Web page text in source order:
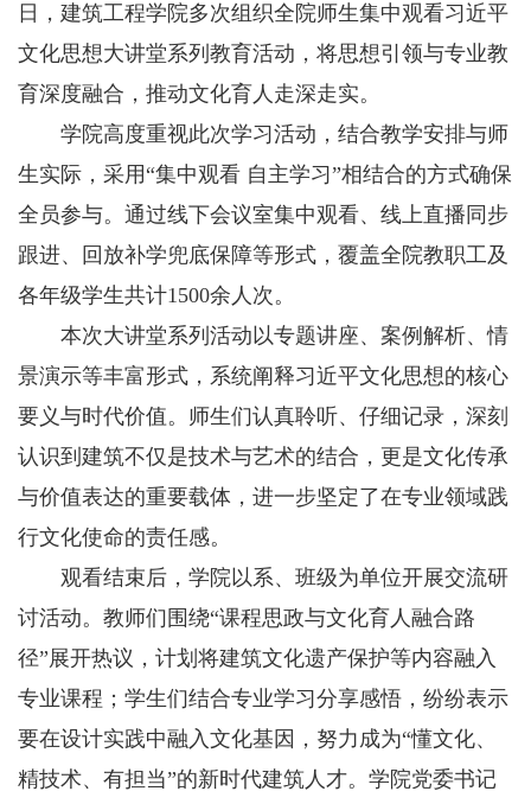
日，建筑工程学院多次组织全院师生集中观看习近平
文化思想大讲堂系列教育活动，将思想引领与专业教
育深度融合，推动文化育人走深走实。
学院高度重视此次学习活动，结合教学安排与师
生实际，采用“集中观看 自主学习”相结合的方式确保
全员参与。通过线下会议室集中观看、线上直播同步
跟进、回放补学兜底保障等形式，覆盖全院教职工及
各年级学生共计1500余人次。
本次大讲堂系列活动以专题讲座、案例解析、情
景演示等丰富形式，系统阐释习近平文化思想的核心
要义与时代价值。师生们认真聆听、仔细记录，深刻
认识到建筑不仅是技术与艺术的结合，更是文化传承
与价值表达的重要载体，进一步坚定了在专业领域践
行文化使命的责任感。
观看结束后，学院以系、班级为单位开展交流研
讨活动。教师们围绕“课程思政与文化育人融合路
径”展开热议，计划将建筑文化遗产保护等内容融入
专业课程；学生们结合专业学习分享感悟，纷纷表示
要在设计实践中融入文化基因，努力成为“懂文化、
精技术、有担当”的新时代建筑人才。学院党委书记